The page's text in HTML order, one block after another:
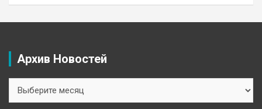
Архив Новостей
Новостей